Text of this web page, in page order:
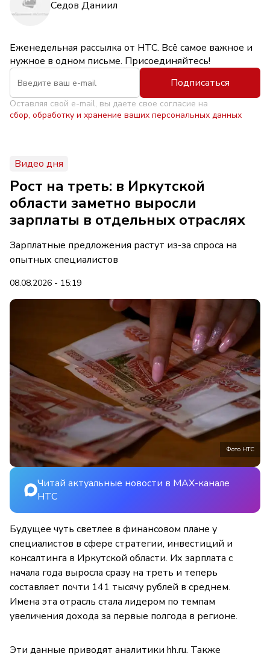
Седов Даниил
Еженедельная рассылка от НТС. Всё самое важное и
нужное в одном письме. Присоединяйтесь!
Подписаться
Оставляя свой e-mail, вы даете свое согласие на
сбор, обработку и хранение ваших персональных данных
Видео дня
Рост на треть: в Иркутской
области заметно выросли
зарплаты в отдельных отраслях
Зарплатные предложения растут из-за спроса на
опытных специалистов
08.08.2026 - 15:19
Фото НТС
Читай актуальные новости в MAX-канале
НТС
Будущее чуть светлее в финансовом плане у
специалистов в сфере стратегии, инвестиций и
консалтинга в Иркутской области. Их зарплата с
начала года выросла сразу на треть и теперь
составляет почти 141 тысячу рублей в среднем.
Имена эта отрасль стала лидером по темпам
увеличения дохода за первые полгода в регионе.
Эти данные приводят аналитики hh.ru. Также